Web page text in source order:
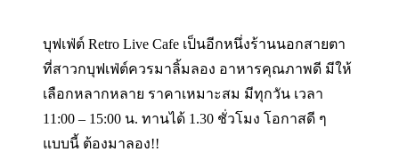
บุฟเฟ่ต์ Retro Live Cafe เป็นอีกหนึ่งร้านนอกสายตา
ที่สาวกบุฟเฟ่ต์ควรมาลิ้มลอง อาหารคุณภาพดี มีให้
เลือกหลากหลาย ราคาเหมาะสม มีทุกวัน เวลา
11:00 – 15:00 น. ทานได้ 1.30 ชั่วโมง โอกาสดี ๆ
แบบนี้ ต้องมาลอง!!